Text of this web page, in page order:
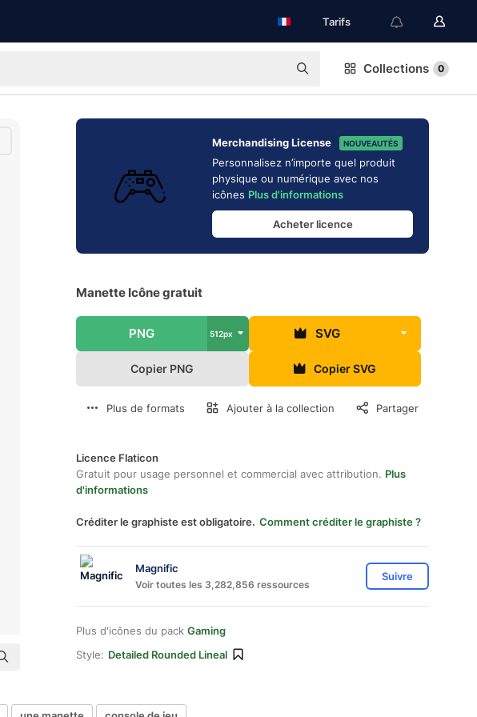
Tarifs
Collections 0
Merchandising License NOUVEAUTÉS
Personnalisez n’importe quel produit
physique ou numérique avec nos
icônes Plus d'informations
Acheter licence
Manette Icône gratuit
PNG 512px SVG
Copier PNG Copier SVG
Plus de formats Ajouter à la collection Partager
Licence Flaticon
Gratuit pour usage personnel et commercial avec attribution. Plus
d'informations
Créditer le graphiste est obligatoire. Comment créditer le graphiste ?
Magnific
Voir toutes les 3,282,856 ressources
Suivre
Plus d'icônes du pack Gaming
Style: Detailed Rounded Lineal